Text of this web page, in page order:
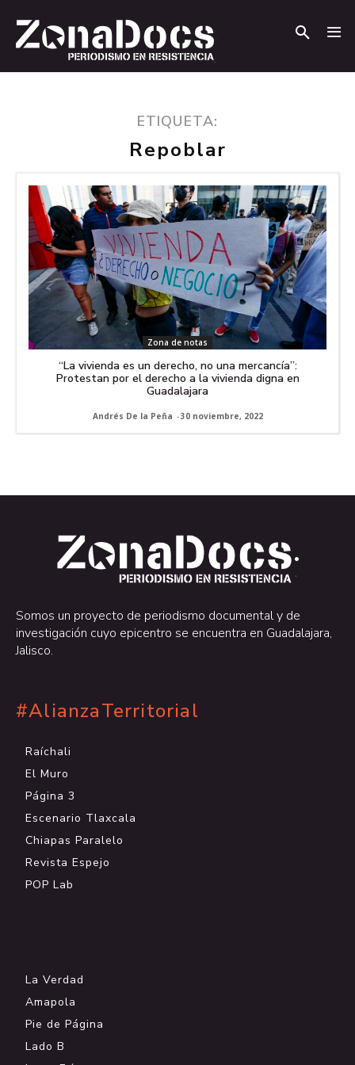
ETIQUETA:
Repoblar
Zona de notas
“La vivienda es un derecho, no una mercancía”:
Protestan por el derecho a la vivienda digna en
Guadalajara
Andrés De la Peña -30 noviembre, 2022
.
.
Somos un proyecto de periodismo documental y de
investigación cuyo epicentro se encuentra en Guadalajara,
Jalisco.
#AlianzaTerritorial
Raíchali
El Muro
Página 3
Escenario Tlaxcala
Chiapas Paralelo
Revista Espejo
POP Lab
La Verdad
Amapola
Pie de Página
Lado B